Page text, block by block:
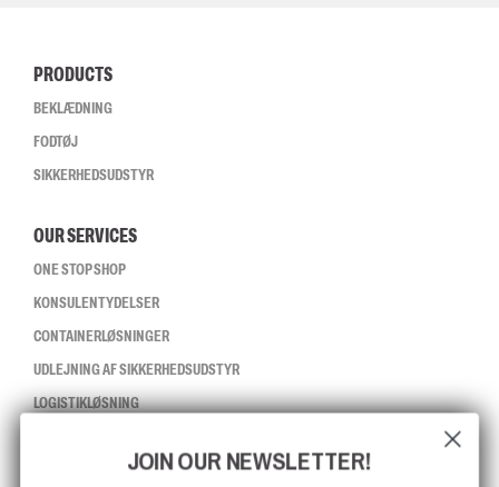
PRODUCTS
BEKLÆDNING
FODTØJ
SIKKERHEDSUDSTYR
OUR SERVICES
ONE STOP SHOP
KONSULENTYDELSER
CONTAINERLØSNINGER
UDLEJNING AF SIKKERHEDSUDSTYR
LOGISTIKLØSNING
JOIN OUR NEWSLETTER!